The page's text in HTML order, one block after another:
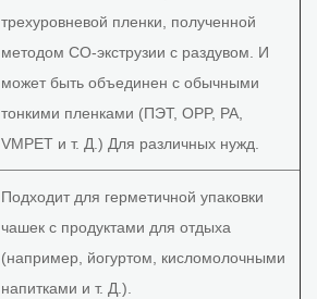
трехуровневой пленки, полученной
методом CO-экструзии с раздувом. И
может быть объединен с обычными
тонкими пленками (ПЭТ, OPP, PA,
VMPET и т. Д.) Для различных нужд.
Подходит для герметичной упаковки
чашек с продуктами для отдыха
(например, йогуртом, кисломолочными
напитками и т. Д.).